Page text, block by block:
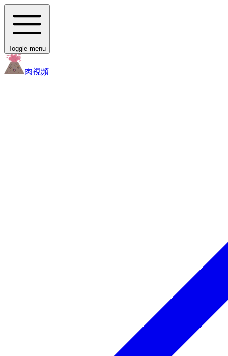
Toggle menu
肉視頻